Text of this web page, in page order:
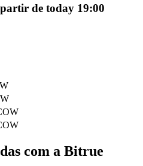
informações comerciais, etc.
de today 19:00
com a Bitrue